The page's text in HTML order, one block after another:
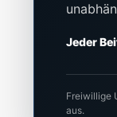
Jeder
Freiwillige
aus.